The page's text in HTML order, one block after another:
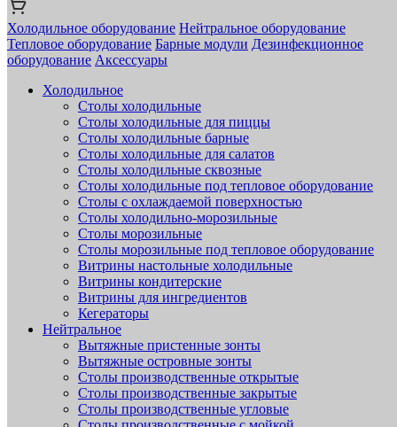
Холодильное оборудование Нейтральное оборудование
Тепловое оборудование Барные модули Дезинфекционное
оборудование Аксессуары
Холодильное
Столы холодильные
Столы холодильные для пиццы
Столы холодильные барные
Столы холодильные для салатов
Столы холодильные сквозные
Столы холодильные под тепловое оборудование
Столы с охлаждаемой поверхностью
Столы холодильно-морозильные
Столы морозильные
Столы морозильные под тепловое оборудование
Витрины настольные холодильные
Витрины кондитерские
Витрины для ингредиентов
Кегераторы
Нейтральное
Вытяжные пристенные зонты
Вытяжные островные зонты
Столы производственные открытые
Столы производственные закрытые
Столы производственные угловые